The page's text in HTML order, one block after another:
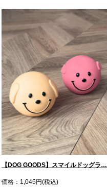
【DOG GOODS】スマイルドッグラ…
価格：1,045円(税込)